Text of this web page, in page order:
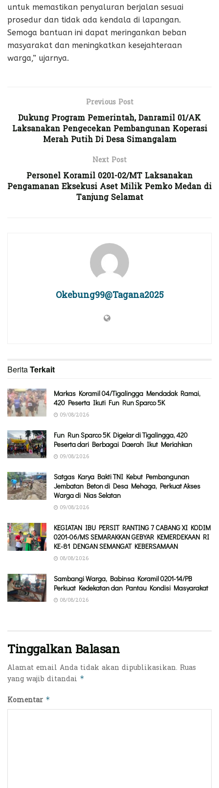
untuk memastikan penyaluran berjalan sesuai
prosedur dan tidak ada kendala di lapangan.
Semoga bantuan ini dapat meringankan beban
masyarakat dan meningkatkan kesejahteraan
warga,” ujarnya.
Previous Post
Dukung Program Pemerintah, Danramil 01/AK
Laksanakan Pengecekan Pembangunan Koperasi
Merah Putih Di Desa Simangalam
Next Post
Personel Koramil 0201-02/MT Laksanakan
Pengamanan Eksekusi Aset Milik Pemko Medan di
Tanjung Selamat
Okebung99@Tagana2025
BeritaTerkait
Markas Koramil 04/Tigalingga Mendadak Ramai,
420 Peserta Ikuti Fun Run Sparco 5K
09/08/2026
Fun Run Sparco 5K Digelar di Tigalingga, 420
Peserta dari Berbagai Daerah Ikut Meriahkan
09/08/2026
Satgas Karya Bakti TNI Kebut Pembangunan
Jembatan Beton di Desa Mehaga, Perkuat Akses
Warga di Nias Selatan
09/08/2026
KEGIATAN IBU PERSIT RANTING 7 CABANG XI KODIM
0201-06/MS SEMARAKKAN GEBYAR KEMERDEKAAN RI
KE-81 DENGAN SEMANGAT KEBERSAMAAN
08/08/2026
Sambangi Warga, Babinsa Koramil 0201-14/PB
Perkuat Kedekatan dan Pantau Kondisi Masyarakat
08/08/2026
Tinggalkan Balasan
Alamat email Anda tidak akan dipublikasikan. Ruas
yang wajib ditandai *
Komentar *